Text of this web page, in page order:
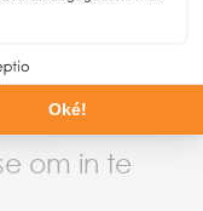
team
om in te